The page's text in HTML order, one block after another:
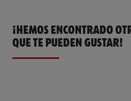
¡HEMOS ENCONTRADO
QUE TE PUEDEN GUSTAR!